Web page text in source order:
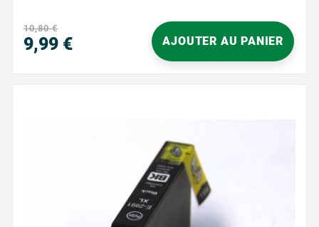
d'impression exceptionnelle. Caractéristiques
10,80 €
9,99 € AJOUTER AU PANIER